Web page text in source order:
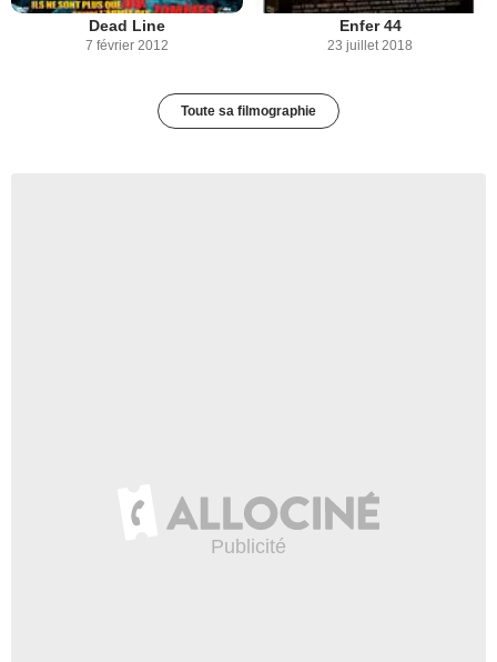
Dead Line
7 février 2012
Enfer 44
23 juillet 2018
Toute sa filmographie